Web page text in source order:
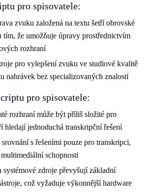
pro spisovatele:
zvuku založená na textu šetří obrovské
tím, že umožňuje úpravy prostřednictvím
rozhraní
pro vylepšení zvuku ve studiové kvalitě
nahrávek bez specializovaných znalostí
pro spisovatele:
rozhraní může být příliš složité pro
hledají jednoduchá transkripční řešení
srovnání s řešeními pouze pro transkripci,
schopnosti
systémové zdroje převyšují základní
což vyžaduje výkonnější hardware